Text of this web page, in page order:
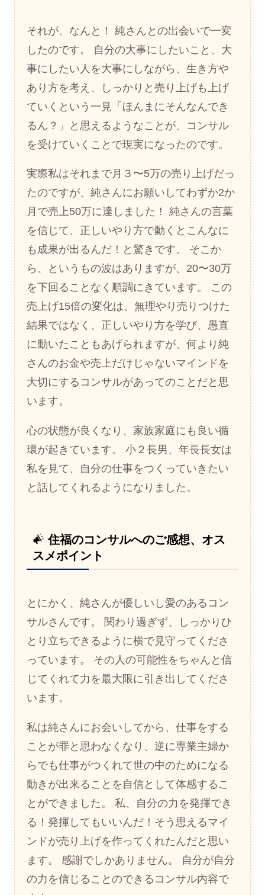
それが、なんと！ 純さんとの出会いで一変
したのです。 自分の大事にしたいこと、大
事にしたい人を大事にしながら、生き方や
あり方を考え、しっかりと売り上げも上げ
ていくという一見「ほんまにそんなんでき
るん？」と思えるようなことが、コンサル
を受けていくことで現実になったのです。
実際私はそれまで月３〜5万の売り上げだっ
たのですが、純さんにお願いしてわずか2か
月で売上50万に達しました！ 純さんの言葉
を信じて、正しいやり方で動くとこんなに
も成果が出るんだ！と驚きです。 そこか
ら、というもの波はありますが、20〜30万
を下回ることなく順調にきています。 この
売上げ15倍の変化は、無理やり売りつけた
結果ではなく、正しいやり方を学び、愚直
に動いたこともあげられますが、何より純
さんのお金や売上だけじゃないマインドを
大切にするコンサルがあってのことだと思
います。
心の状態が良くなり、家族家庭にも良い循
環が起きています。 小２長男、年長長女は
私を見て、自分の仕事をつくっていきたい
と話してくれるようになりました。
住福のコンサルへのご感想、オス
スメポイント
とにかく、純さんが優しいし愛のあるコン
サルさんです。 関わり過ぎず、しっかりひ
とり立ちできるように横で見守ってくださ
っています。 その人の可能性をちゃんと信
じてくれて力を最大限に引き出してくださ
います。
私は純さんにお会いしてから、仕事をする
ことが罪と思わなくなり、逆に専業主婦か
らでも仕事がつくれて世の中のためになる
動きが出来ることを自信として体感するこ
とができました。 私、自分の力を発揮でき
る！発揮してもいいんだ！そう思えるマイ
ンドが売り上げを作ってくれたんだと思い
ます。 感謝でしかありません。 自分が自分
の力を信じることのできるコンサル内容で